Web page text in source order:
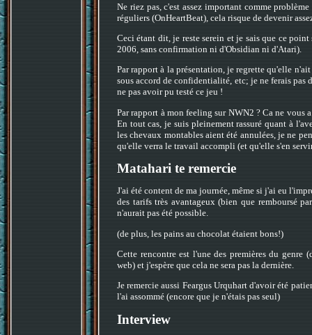
Ne riez pas, c'est assez important comme
réguliers (OnHeartBeat), cela risque de devenir
Ceci étant dit, je reste serein et je sais que ce
2006, sans confirmation ni d'Obsidian ni d'Atari).
Par rapport à la présentation, je regrette qu'elle
sous accord de confidentialité, etc; je ne ferais pas
ne pas avoir pu testé ce jeu !
Par rapport à mon feeling sur NWN2 ? Ca ne vous
En tout cas, je suis pleinement rassuré quant à
les chevaux montables aient été annulées, je ne
qu'elle verra le travail accompli (et qu'elle s'en
Matahari te remercie
J'ai été content de ma journée, même si j'ai eu
des tarifs très avantageux (bien que remboursé
n'aurait pas été possible.
(de plus, les pains au chocolat étaient bons!)
Cette rencontre est l'une des premières du genre
web) et j'espère que cela ne sera pas la dernière.
Je remercie aussi Feargus Urquhart d'avoir été
l'ai assommé (encore que je n'étais pas seul)
Interview